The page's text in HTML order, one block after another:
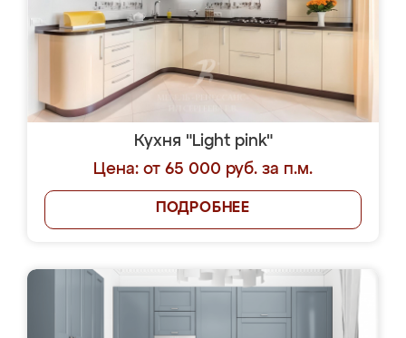
Кухня "Light pink"
Цена: от 65 000 руб. за п.м.
ПОДРОБНЕЕ